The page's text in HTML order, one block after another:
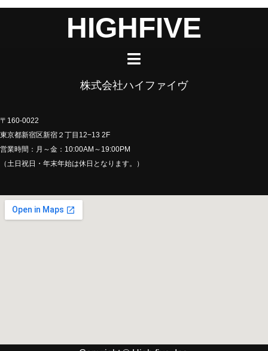
HIGHFIVE
株式会社ハイファイヴ
〒160-0022
東京都新宿区新宿２丁目12−13 2F
営業時間：月～金：10:00AM～19:00PM
（土日祝日・年末年始は休日となります。）